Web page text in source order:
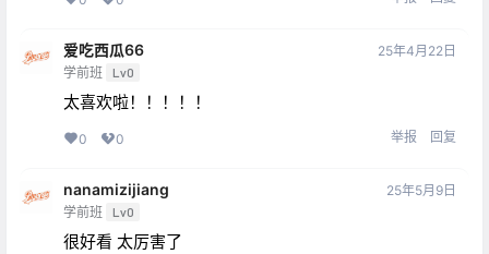
爱吃西瓜66
学前班 Lv0
25年4月22日
太喜欢啦！！！！！
0 0 举报 回复
nanamizijiang
学前班 Lv0
25年5月9日
很好看 太厉害了